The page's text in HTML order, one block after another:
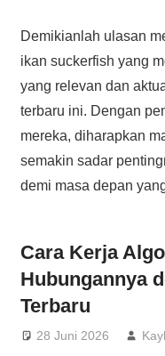
Demikianlah ulasan
ikan suckerfish yang
yang relevan dan
terbaru ini. Dengan
mereka, diharapkan
semakin sadar
demi masa depan
Cara Kerja
Hubungannya
Terbaru
28 Juni 2026